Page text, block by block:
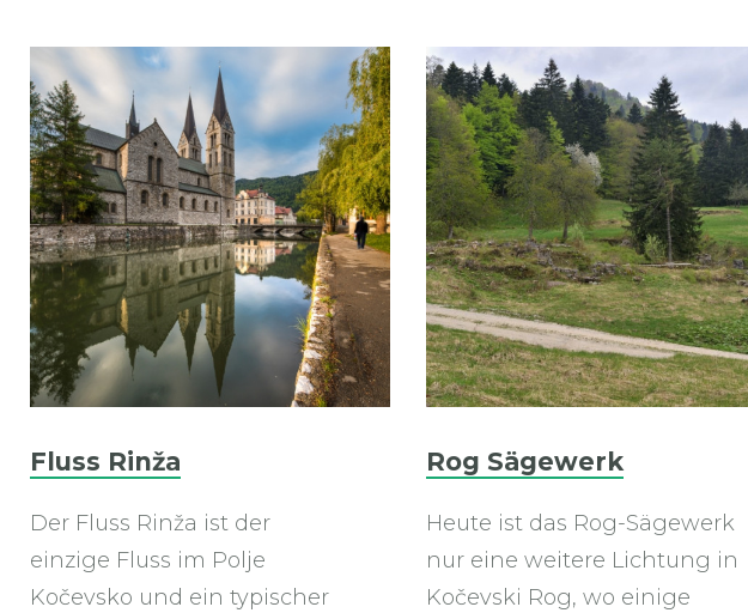
Fluss Rinža
Der Fluss Rinža ist der
einzige Fluss im Polje
Kočevsko und ein typischer
Rog Sägewerk
Heute ist das Rog-Sägewerk
nur eine weitere Lichtung in
Kočevski Rog, wo einige